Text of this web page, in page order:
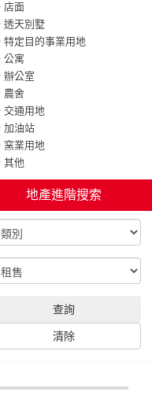
店面
透天別墅
特定目的事業用地
公寓
辦公室
農舍
交通用地
加油站
窯業用地
其他
地產進階搜索
查詢
清除
台3線省道大馬路旁，適
超值低總價建地。